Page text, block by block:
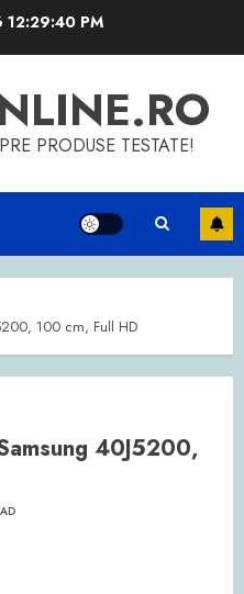
12:29:40 PM
PRODUSE TESTATE!
100 cm, Full HD
40J5200,